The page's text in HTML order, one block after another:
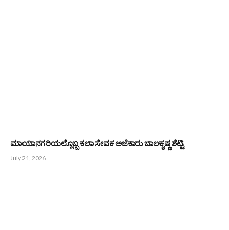
ಮಾಯಾನಗರಿಯಲ್ಲೊಬ್ಬ ಕಲಾ ಸೇವಕ ಅಜೆಕಾರು ಬಾಲಕೃಷ್ಣ ಶೆಟ್ಟಿ
July 21, 2026